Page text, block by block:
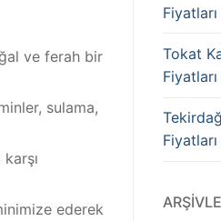
ve ferah bir
sulama,
ederek
Fiyatları
Tokat
Fiyatları
Fiyatları